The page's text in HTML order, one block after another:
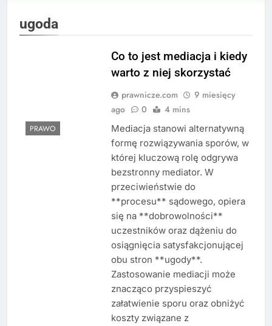
ugoda
PRAWO
Co to jest mediacja i kiedy
warto z niej skorzystać
prawnicze.com
9 miesięcy
ago
0 4 mins
Mediacja stanowi alternatywną
formę rozwiązywania sporów, w
której kluczową rolę odgrywa
bezstronny mediator. W
przeciwieństwie do
**procesu** sądowego, opiera
się na **dobrowolności**
uczestników oraz dążeniu do
osiągnięcia satysfakcjonującej
obu stron **ugody**.
Zastosowanie mediacji może
znacząco przyspieszyć
załatwienie sporu oraz obniżyć
koszty związane z